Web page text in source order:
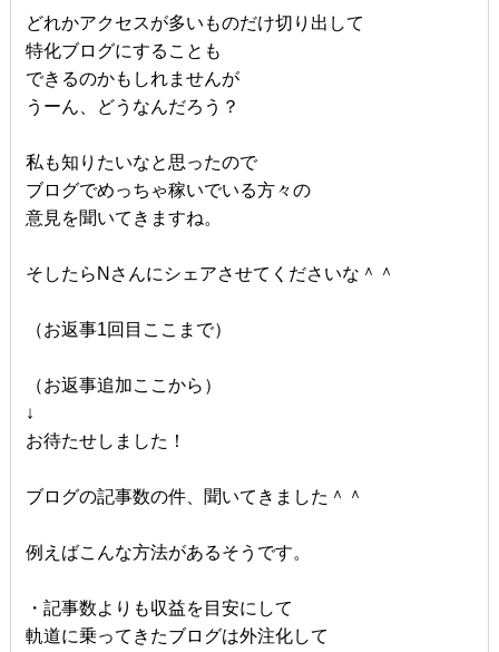
どれかアクセスが多いものだけ切り出して
特化ブログにすることも
できるのかもしれませんが
うーん、どうなんだろう？
私も知りたいなと思ったので
ブログでめっちゃ稼いでいる方々の
意見を聞いてきますね。
そしたらNさんにシェアさせてくださいな＾＾
（お返事1回目ここまで）
（お返事追加ここから）
↓
お待たせしました！
ブログの記事数の件、聞いてきました＾＾
例えばこんな方法があるそうです。
・記事数よりも収益を目安にして
軌道に乗ってきたブログは外注化して